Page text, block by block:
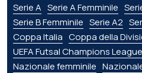
Serie A Serie A Femminile
Serie B Femminile Serie A2
Coppa Italia Coppa della
UEFA Futsal Champions League
Nazionale femminile